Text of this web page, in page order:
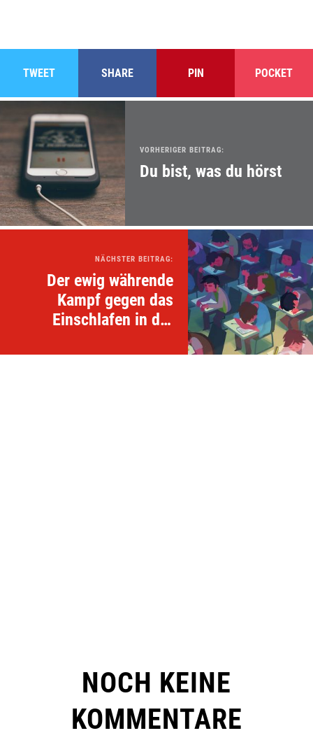
TWEET SHARE PIN POCKET
VORHERIGER BEITRAG:
Du bist, was du hörst
NÄCHSTER BEITRAG:
Der ewig währende
Kampf gegen das
Einschlafen in der
NOCH KEINE
KOMMENTARE